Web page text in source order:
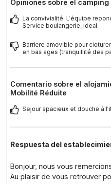
Opiniones sobre el camping
La convivialité. L'équipe
Service boulangerie, ideal.
Barriere amovible pour
en bas ages (tranquillité des
Comentario sobre el
Mobilité Réduite
Sejour spacieux et douche à
Respuesta del
Bonjour, nous vous
Au plaisir de vous retrouver